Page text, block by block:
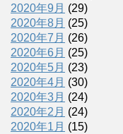
2020年9月 (29)
2020年8月 (25)
2020年7月 (26)
2020年6月 (25)
2020年5月 (23)
2020年4月 (30)
2020年3月 (24)
2020年2月 (24)
2020年1月 (15)